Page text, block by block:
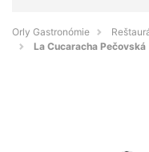
Orly Gastronómie
La Cucaracha Pečovská